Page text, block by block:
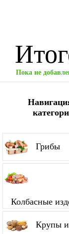
Пока не
Грибы
Колбасные
Крупы